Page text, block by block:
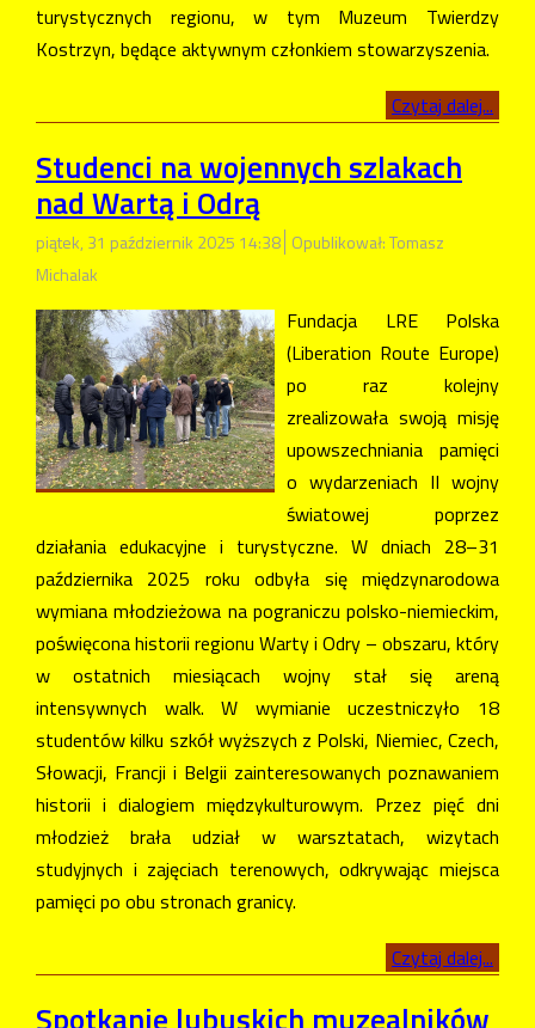
turystycznych regionu, w tym Muzeum Twierdzy
Kostrzyn, będące aktywnym członkiem stowarzyszenia.
Czytaj dalej...
Studenci na wojennych szlakach
nad Wartą i Odrą
piątek, 31 październik 2025 14:38 Opublikował: Tomasz
Michalak
Fundacja LRE Polska
(Liberation Route Europe)
po raz kolejny
zrealizowała swoją misję
upowszechniania pamięci
o wydarzeniach II wojny
światowej poprzez
działania edukacyjne i turystyczne. W dniach 28–31
października 2025 roku odbyła się międzynarodowa
wymiana młodzieżowa na pograniczu polsko-niemieckim,
poświęcona historii regionu Warty i Odry – obszaru, który
w ostatnich miesiącach wojny stał się areną
intensywnych walk. W wymianie uczestniczyło 18
studentów kilku szkół wyższych z Polski, Niemiec, Czech,
Słowacji, Francji i Belgii zainteresowanych poznawaniem
historii i dialogiem międzykulturowym. Przez pięć dni
młodzież brała udział w warsztatach, wizytach
studyjnych i zajęciach terenowych, odkrywając miejsca
pamięci po obu stronach granicy.
Czytaj dalej...